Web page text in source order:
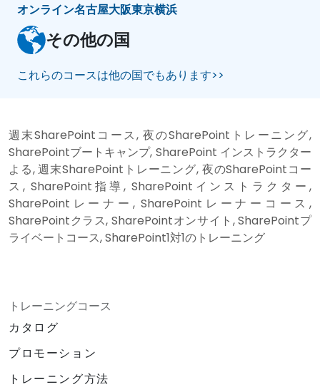
オンライン名古屋大阪東京横浜
その他の国
これらのコースは他の国でもあります>>
週末SharePointコース, 夜のSharePointトレーニング,
SharePointブートキャンプ, SharePoint インストラクター
よる, 週末SharePointトレーニング, 夜のSharePointコー
ス, SharePoint指導, SharePointインストラクター,
SharePointレーナー, SharePointレーナーコース,
SharePointクラス, SharePointオンサイト, SharePointプ
ライベートコース, SharePoint1対1のトレーニング
トレーニングコース
カタログ
プロモーション
トレーニング方法